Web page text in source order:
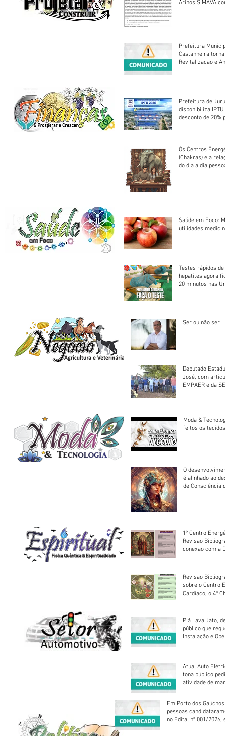
Arinos SIMAVA convoca à
Prefeitura
Castanheira
Revitalização e
Prefeitura de
disponibiliza
desconto de 20%
Os Centros
(Chakras) e a
do dia a dia
Saúde em Foco:
utilidades
Testes rápidos
hepatites agora
20 minutos nas
Ser ou não ser
Deputado
José, com
EMPAER e da
Moda &
feitos os
O
é alinhado ao
de Consciência
1º Centro
Revisão
conexão com a
Revisão
sobre o Centro
Cardíaco, o 4ª
Piá Lava Jato,
público que
Instalação e
Atual Auto
tona público
atividade de
Em Porto dos
pessoas
no Edital nº 001/2026,